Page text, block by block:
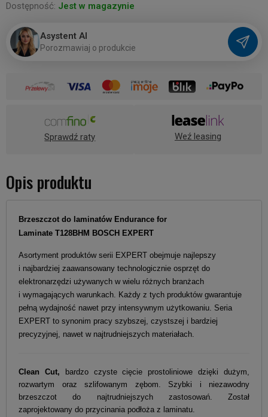
Dostępność: Jest w magazynie
Asystent AI
Porozmawiaj o produkcie
Sprawdź raty Weź leasing
Opis produktu
Brzeszczot do laminatów Endurance for
Laminate T128BHM BOSCH EXPERT
Asortyment produktów serii EXPERT obejmuje najlepszy
i najbardziej zaawansowany technologicznie osprzęt do
elektronarzędzi używanych w wielu różnych branżach
i wymagających warunkach. Każdy z tych produktów gwarantuje
pełną wydajność nawet przy intensywnym użytkowaniu. Seria
EXPERT to synonim pracy szybszej, czystszej i bardziej
precyzyjnej, nawet w najtrudniejszych materiałach.
Clean Cut,
bardzo czyste cięcie prostoliniowe dzięki dużym,
rozwartym oraz szlifowanym zębom. Szybki i niezawodny
brzeszczot do najtrudniejszych zastosowań. Został
zaprojektowany do przycinania podłoża z laminatu.